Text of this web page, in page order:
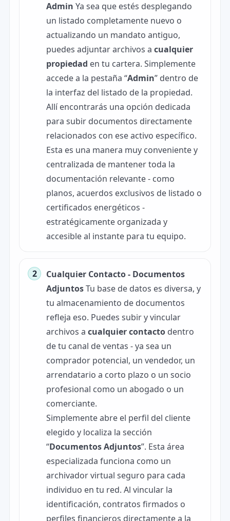
Admin Ya sea que estés desplegando
un listado completamente nuevo o
actualizando un mandato antiguo,
puedes adjuntar archivos a cualquier
propiedad en tu cartera. Simplemente
accede a la pestaña “Admin” dentro de
la interfaz del listado de la propiedad.
Allí encontrarás una opción dedicada
para subir documentos directamente
relacionados con ese activo específico.
Esta es una manera muy conveniente y
centralizada de mantener toda la
documentación relevante - como
planos, acuerdos exclusivos de listado o
certificados energéticos -
estratégicamente organizada y
accesible al instante para tu equipo.
Cualquier Contacto - Documentos
AdjuntosTu base de datos es diversa, y
tu almacenamiento de documentos
refleja eso. Puedes subir y vincular
archivos a cualquier contacto dentro
de tu canal de ventas - ya sea un
comprador potencial, un vendedor, un
arrendatario a corto plazo o un socio
profesional como un abogado o un
comerciante.
Simplemente abre el perfil del cliente
elegido y localiza la sección
“Documentos Adjuntos”. Esta área
especializada funciona como un
archivador virtual seguro para cada
individuo en tu red. Al vincular la
identificación, contratos firmados o
perfiles financieros directamente a la